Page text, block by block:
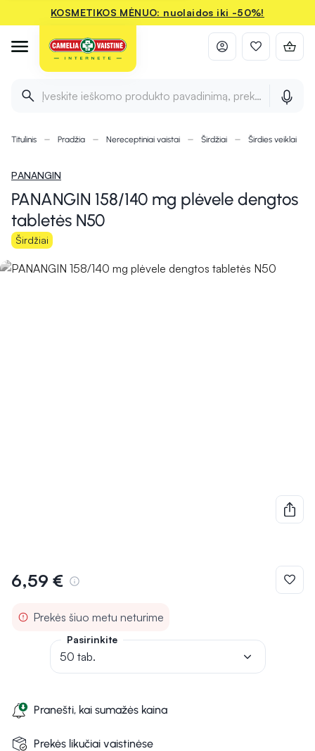
KOSMETIKOS MĖNUO: nuolaidos iki -50%!
Įveskite ieškomo produkto pavadinimą, prekės ženklą ir
Titulinis Pradžia Nereceptiniai vaistai Širdžiai Širdies veiklai
PANANGIN
PANANGIN 158/140 mg plėvele dengtos
tabletės N50
Širdžiai
6,59 €
Pranešti, kai sumažės kaina
Prekės likučiai vaistinėse
Prekės šiuo metu neturime
Pasirinkite
50 tab.